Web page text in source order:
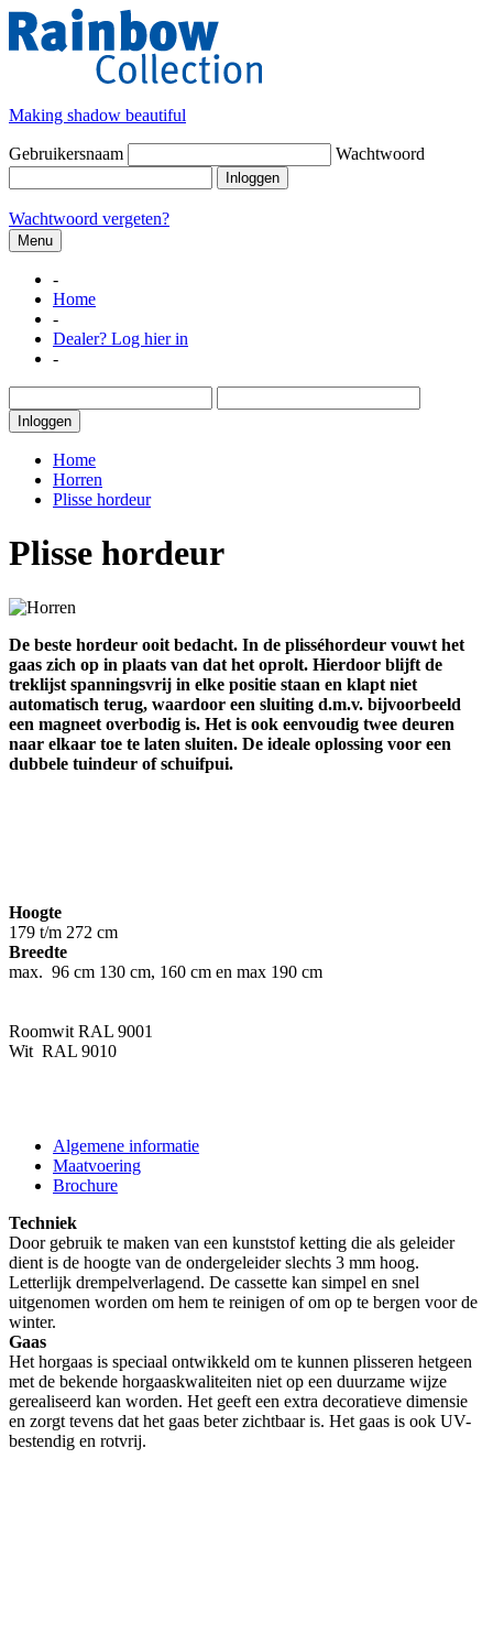
Making shadow beautiful
Gebruikersnaam Wachtwoord
Inloggen
Wachtwoord vergeten?
Menu
-
Home
-
Dealer? Log hier in
-
Inloggen
Home
Horren
Plisse hordeur
Plisse hordeur
De beste hordeur ooit bedacht. In de plisséhordeur vouwt het
gaas zich op in plaats van dat het oprolt. Hierdoor blijft de
treklijst spanningsvrij in elke positie staan en klapt niet
automatisch terug, waardoor een sluiting d.m.v. bijvoorbeeld
een magneet overbodig is. Het is ook eenvoudig twee deuren
naar elkaar toe te laten sluiten. De ideale oplossing voor een
dubbele tuindeur of schuifpui.
Hoogte
179 t/m 272 cm
Breedte
max. 96 cm 130 cm, 160 cm en max 190 cm
Roomwit RAL 9001
Wit RAL 9010
Algemene informatie
Maatvoering
Brochure
Techniek
Door gebruik te maken van een kunststof ketting die als geleider
dient is de hoogte van de ondergeleider slechts 3 mm hoog.
Letterlijk drempelverlagend. De cassette kan simpel en snel
uitgenomen worden om hem te reinigen of om op te bergen voor de
winter.
Gaas
Het horgaas is speciaal ontwikkeld om te kunnen plisseren hetgeen
met de bekende horgaaskwaliteiten niet op een duurzame wijze
gerealiseerd kan worden. Het geeft een extra decoratieve dimensie
en zorgt tevens dat het gaas beter zichtbaar is. Het gaas is ook UV-
bestendig en rotvrij.